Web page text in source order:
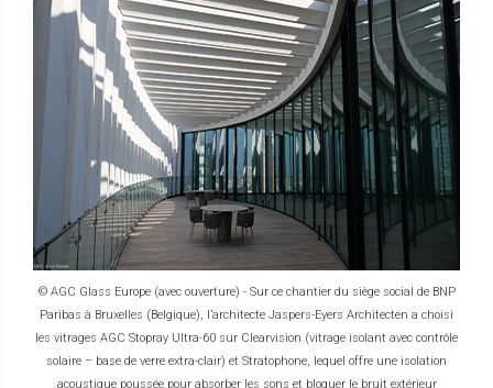
© AGC Glass Europe (avec ouverture) - Sur ce chantier du siège social de BNP
Paribas à Bruxelles (Belgique), l’architecte Jaspers-Eyers Architecten a choisi
les vitrages AGC Stopray Ultra-60 sur Clearvision (vitrage isolant avec contrôle
solaire – base de verre extra-clair) et Stratophone, lequel offre une isolation
acoustique poussée pour absorber les sons et bloquer le bruit extérieur